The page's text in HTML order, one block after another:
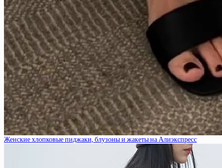
Женские хлопковые пиджаки, блузоны и жакеты на Алиэкспресс